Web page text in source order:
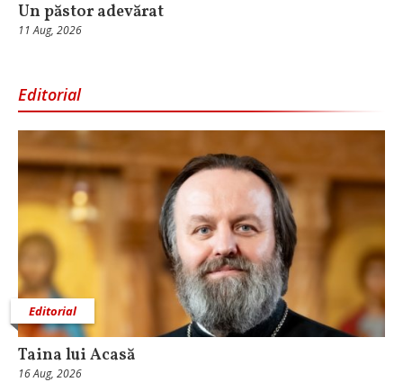
Un păstor adevărat
11 Aug, 2026
Editorial
Editorial
Taina lui Acasă
16 Aug, 2026